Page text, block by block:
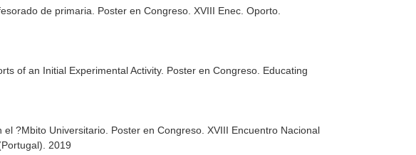
de primaria. Poster en Congreso. XVIII Enec. Oporto.
of an Initial Experimental Activity. Poster en Congreso. Educating
?Mbito Universitario. Poster en Congreso. XVIII Encuentro Nacional
2019